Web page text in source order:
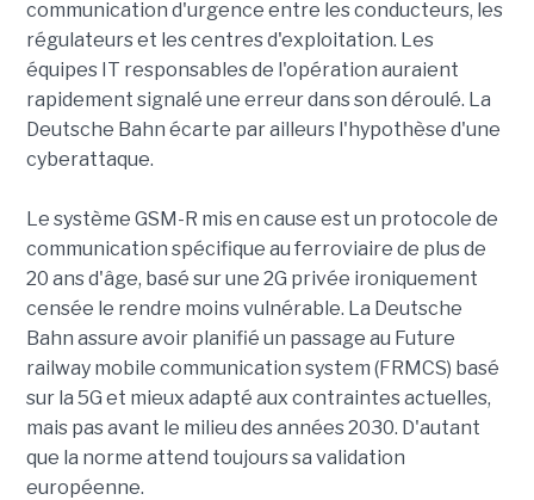
communication d'urgence entre les conducteurs, les
régulateurs et les centres d'exploitation. Les
équipes IT responsables de l'opération auraient
rapidement signalé une erreur dans son déroulé. La
Deutsche Bahn écarte par ailleurs l'hypothèse d'une
cyberattaque.
Le système GSM-R mis en cause est un protocole de
communication spécifique au ferroviaire de plus de
20 ans d'âge, basé sur une 2G privée ironiquement
censée le rendre moins vulnérable. La Deutsche
Bahn assure avoir planifié un passage au Future
railway mobile communication system (FRMCS) basé
sur la 5G et mieux adapté aux contraintes actuelles,
mais pas avant le milieu des années 2030. D'autant
que la norme attend toujours sa validation
européenne.